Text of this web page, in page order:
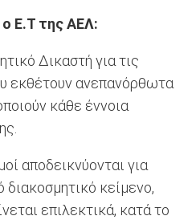
Ε.Τ της ΑΕΛ:
Δικαστή για τις
εκθέτουν ανεπανόρθωτα
κάθε έννοια
αποδεικνύονται για
κείμενο,
επιλεκτικά, κατά το